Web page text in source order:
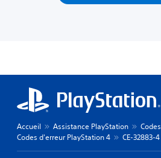
Accueil Assistance PlayStation
Codes d'erreur PlayStation 4
CE-32883-4